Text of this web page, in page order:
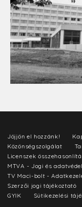
Jöjjön el hozzánk!
Közönségszolgálat
Licenszek
MTVA - Jogi és
TV Maci-bolt -
Szerzői jogi tájékoztató
GYIK
Sütikezelési